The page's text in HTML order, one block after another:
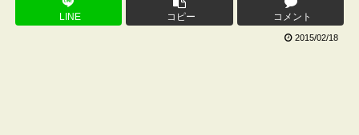
LINE コピー コメント
2015/02/18